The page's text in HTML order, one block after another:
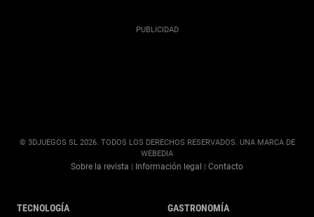
© 3DJUEGOS SL 2026. TODOS LOS DERECHOS RESERVADOS. UNA MARCA DE
WEBEDIA
Sobre la revista | Información legal | Contacto
TECNOLOGÍA GASTRONOMÍA